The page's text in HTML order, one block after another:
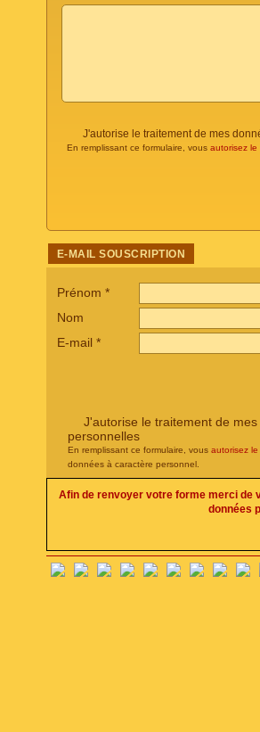
J'autorise le traitement de mes
En remplissant ce formulaire, vous autorisez le
E-MAIL SOUSCRIPTION
Prénom *
Nom
E-mail *
J'autorise le traitement de
personnelles
En remplissant ce formulaire, vous autorisez
données à caractère personnel.
Afin de renvoyer votre forme merci de
données